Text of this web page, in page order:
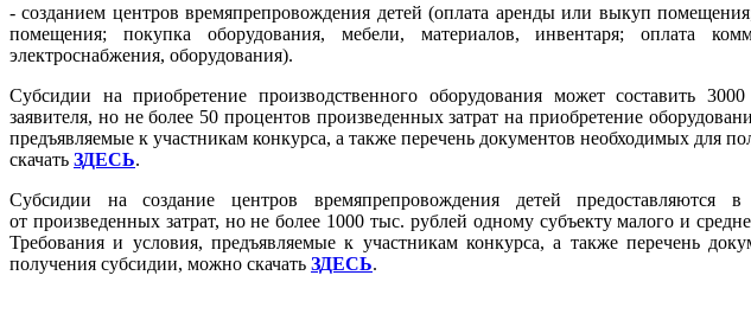
- созданием центров времяпрепровождения детей (оплата аренды или выкуп
помещения; покупка оборудования, мебели, материалов, инвентаря; оплата
электроснабжения, оборудования).
Субсидии на приобретение производственного оборудования может составить
заявителя, но не более 50 процентов произведенных затрат на приобретение
предъявляемые к участникам конкурса, а также перечень документов необходимых для
скачать ЗДЕСЬ.
Субсидии на создание центров времяпрепровождения детей предоставляются
от произведенных затрат, но не более 1000 тыс. рублей одному субъекту малого и
Требования и условия, предъявляемые к участникам конкурса, а также перечень
получения субсидии, можно скачать ЗДЕСЬ.